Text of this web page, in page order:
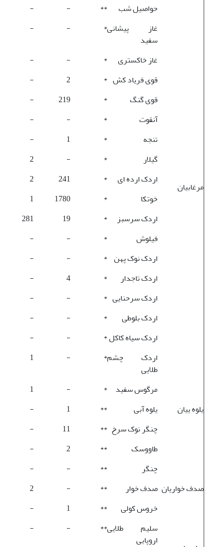
حواصیل شب
**
-
-
مرغابیان
غاز پیشانی
سفید
*
-
-
غاز خاکستری *
-
-
قوی فریاد کش *
2
-
قوی گنگ
*
219
-
آنقوت
*
-
-
تنجه
*
1
-
گیلار
*
-
2
اردک ارده ای
*
241
2
خوتکا
*
1780
1
اردک سرسبز
*
19
281
فیلوش
*
-
-
اردک نوک پهن *
-
-
اردک تاجدار
*
4
-
اردک سرحنایی *
-
-
اردک بلوطی
*
-
-
اردک سیاه کاکل*
-
-
اردک چشم
طلایی
*
-
1
مرگوس سفید *
-
1
یلوه ییان
یلوه آبی **
1
-
چنگر نوک سرخ **
11
-
طاووسک
**
2
-
چنگر
**
-
-
صدف خواریان صدف خوار **
-
2
خروس کولی **
1
-
سلیم طلایی
اروپایی
**
-
-